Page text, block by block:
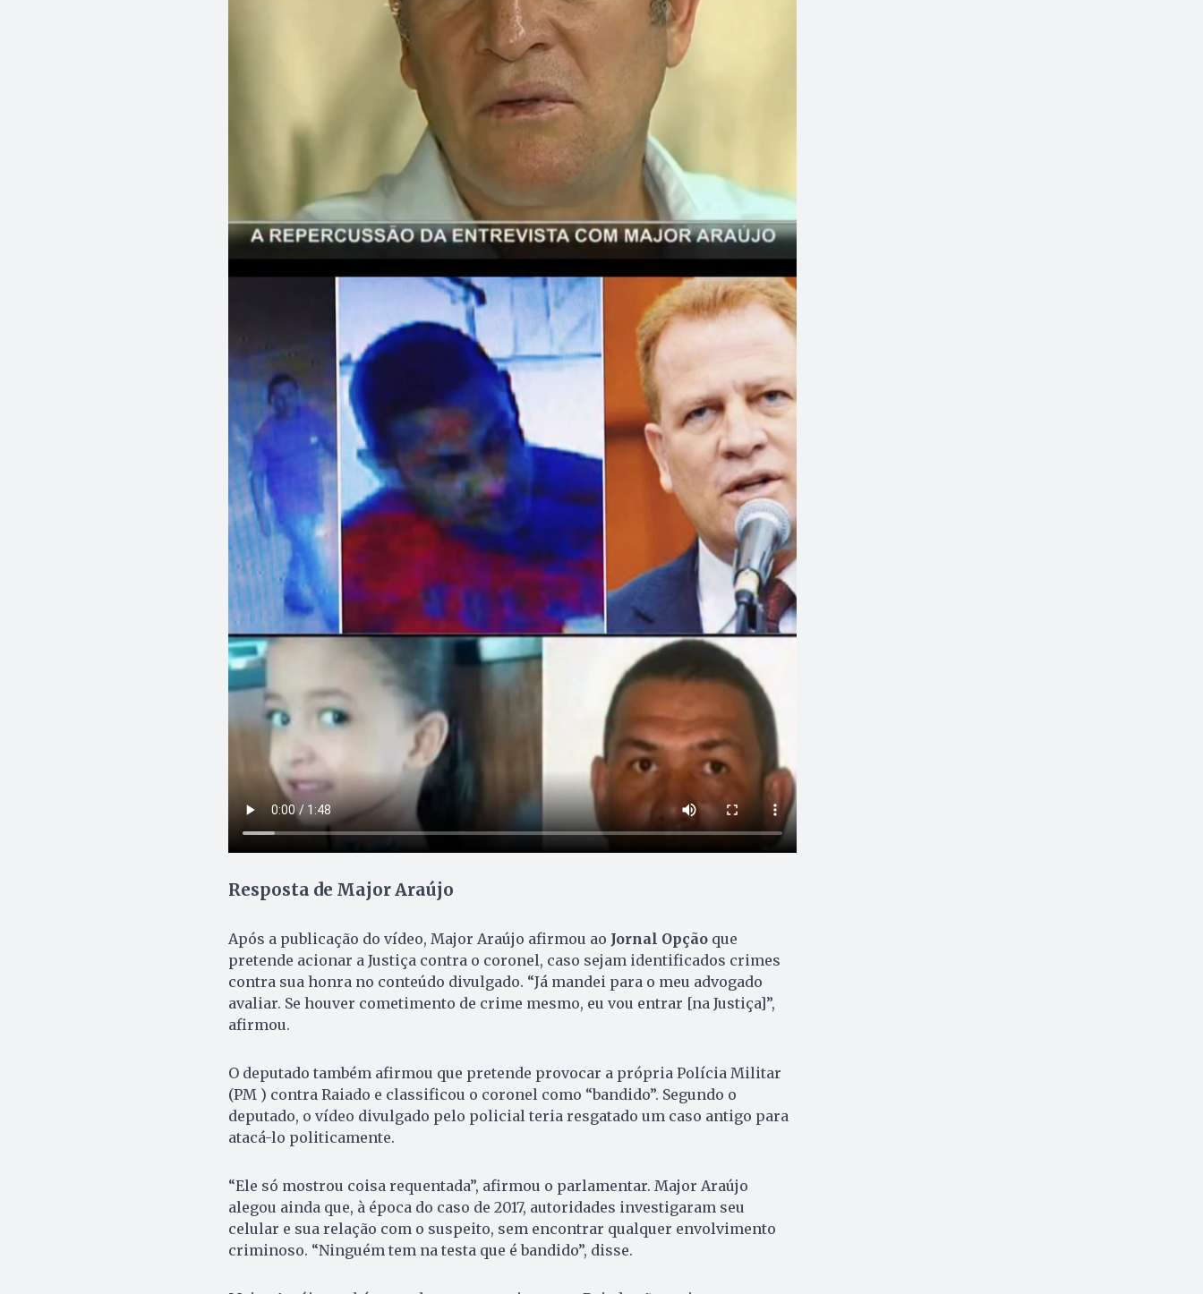
Resposta de Major Araújo
Após a publicação do vídeo, Major Araújo afirmou ao Jornal Opçãoque
pretende acionar a Justiça contra o coronel, caso sejam identificados crimes
contra sua honra no conteúdo divulgado. “Já mandei para o meu advogado
avaliar. Se houver cometimento de crime mesmo, eu vou entrar [na Justiça]”,
afirmou.
O deputado também afirmou que pretende provocar a própria Polícia Militar
(PM ) contra Raiado e classificou o coronel como “bandido”. Segundo o
deputado, o vídeo divulgado pelo policial teria resgatado um caso antigo para
atacá-lo politicamente.
“Ele só mostrou coisa requentada”, afirmou o parlamentar. Major Araújo
alegou ainda que, à época do caso de 2017, autoridades investigaram seu
celular e sua relação com o suspeito, sem encontrar qualquer envolvimento
criminoso. “Ninguém tem na testa que é bandido”, disse.